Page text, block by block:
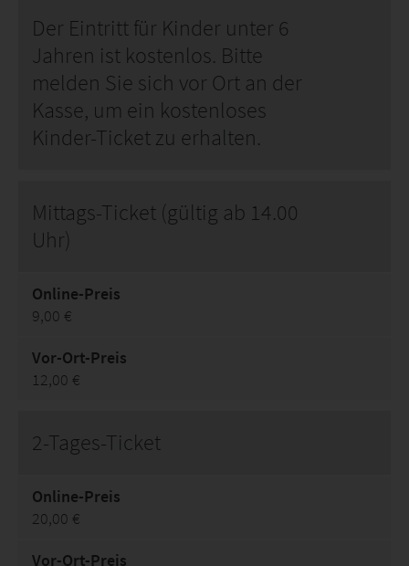
Der Eintritt für Kinder unter 6
Jahren ist kostenlos. Bitte
melden Sie sich vor Ort an der
Kasse, um ein kostenloses
Kinder-Ticket zu erhalten.
Mittags-Ticket (gültig ab 14.00
Uhr)
Online-Preis
9,00 €
Vor-Ort-Preis
12,00 €
2-Tages-Ticket
Online-Preis
20,00 €
Vor-Ort-Preis